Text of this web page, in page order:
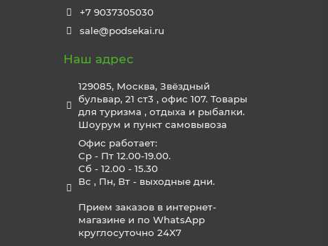
+7 9037305030
sale@podsekai.ru
Наш адрес
129085, Москва, Звёздный
бульвар, 21 ст3 , офис 107. Товары
для туризма , отдыха и рыбалки.
Шоурум и пункт самовывоза
Офис работает:
Ср - Пт 12.00-19.00.
Сб - 12.00 - 15.30
Вс , Пн, Вт - выходные дни.
Прием заказов в интернет-
магазине и по WhatsApp
круглосуточно 24X7